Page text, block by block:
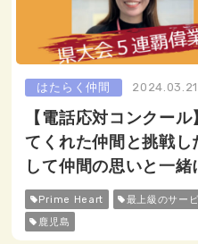
はたらく仲間 2024.03.21
【電話応対コンクー
てくれた仲間と挑戦
して仲間の思いと一緒
Prime Heart 最上級のサー
鹿児島